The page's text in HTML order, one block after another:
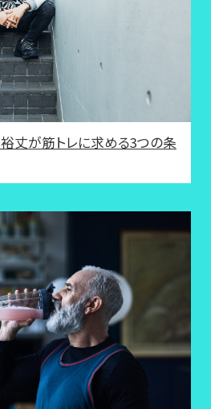
丈が筋トレに求める3つの条